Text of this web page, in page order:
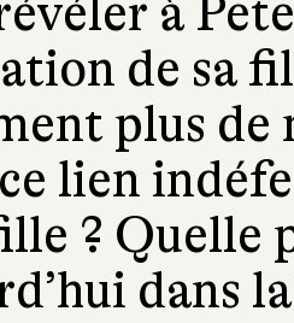
à
de sa
plus de
lien
? Quelle
dans